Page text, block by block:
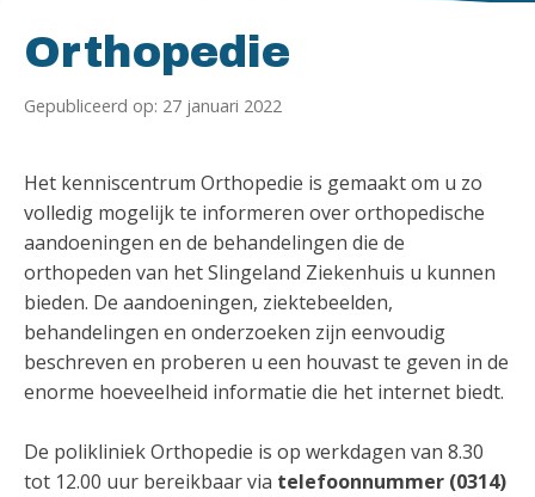
Homepagina
Orthopedie
Gepubliceerd op: 27 januari 2022
Het kenniscentrum Orthopedie is gemaakt om u zo
volledig mogelijk te informeren over orthopedische
aandoeningen en de behandelingen die de
orthopeden van het Slingeland Ziekenhuis u kunnen
bieden. De aandoeningen, ziektebeelden,
behandelingen en onderzoeken zijn eenvoudig
beschreven en proberen u een houvast te geven in de
enorme hoeveelheid informatie die het internet biedt.
De polikliniek Orthopedie is op werkdagen van 8.30
tot 12.00 uur bereikbaar via telefoonnummer (0314)